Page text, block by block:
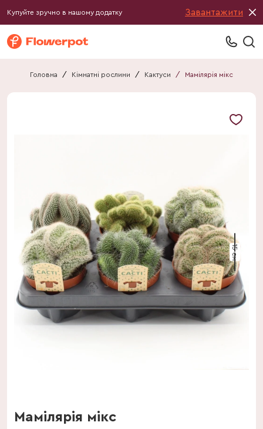
Купуйте зручно в нашому додатку Завантажити
Головна / Кімнатні рослини / Кактуси / Мамілярія мікс
15 см
Мамілярія мікс